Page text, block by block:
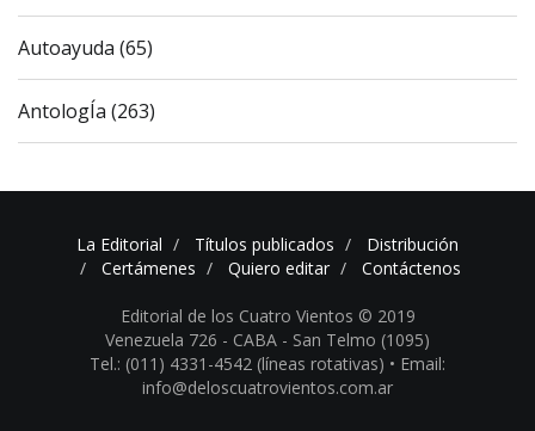
Autoayuda (65)
AntologÍa (263)
La Editorial Títulos publicados
Distribución
Certámenes
Quiero editar Contáctenos
Editorial de los Cuatro Vientos © 2019
Venezuela 726 - CABA - San Telmo (1095)
Tel.: (011) 4331-4542 (líneas rotativas) • Email:
info@deloscuatrovientos.com.ar